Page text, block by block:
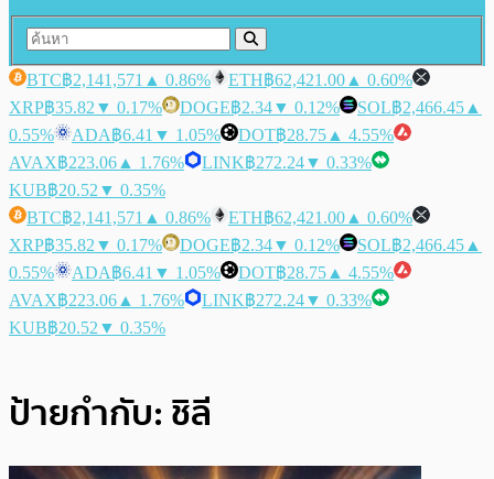
BTC฿2,141,571 ▲ 0.86% ETH฿62,421.00 ▲ 0.60%
XRP฿35.82 ▼ 0.17% DOGE฿2.34▼ 0.12% SOL฿2,466.45 ▲
0.55%
ADA฿6.41 ▼ 1.05% DOT฿28.75 ▲ 4.55%
AVAX฿223.06 ▲ 1.76% LINK฿272.24▼ 0.33%
KUB฿20.52 ▼ 0.35%
BTC฿2,141,571 ▲ 0.86% ETH฿62,421.00 ▲ 0.60%
XRP฿35.82 ▼ 0.17% DOGE฿2.34▼ 0.12% SOL฿2,466.45 ▲
0.55%
ADA฿6.41 ▼ 1.05% DOT฿28.75 ▲ 4.55%
AVAX฿223.06 ▲ 1.76% LINK฿272.24▼ 0.33%
KUB฿20.52 ▼ 0.35%
ป้ายกำกับ: ชิลี